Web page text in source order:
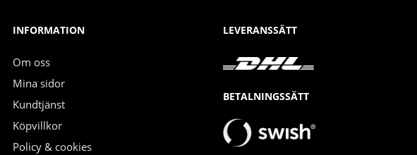
INFORMATION
Om oss
Mina sidor
Kundtjänst
Köpvillkor
Policy & cookies
LEVERANSSÄTT
BETALNINGSSÄTT